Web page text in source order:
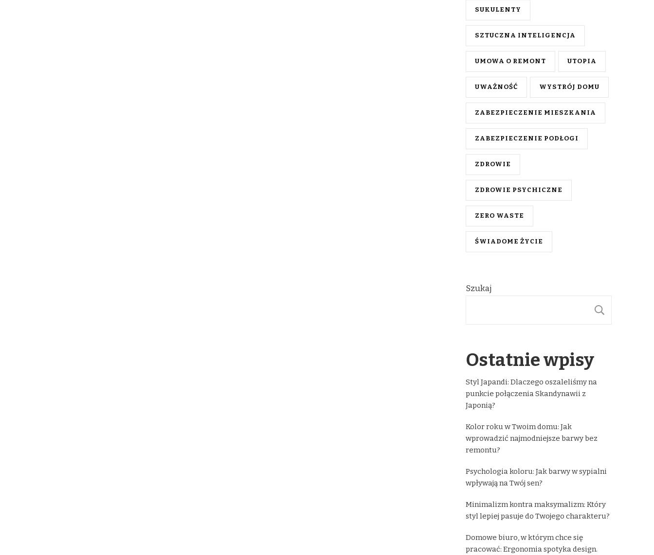
SUKULENTY
SZTUCZNA INTELIGENCJA
UMOWA O REMONT UTOPIA
UWAŻNOŚĆ WYSTRÓJ DOMU
ZABEZPIECZENIE MIESZKANIA
ZABEZPIECZENIE PODŁOGI
ZDROWIE
ZDROWIE PSYCHICZNE
ZERO WASTE
ŚWIADOME ŻYCIE
Szukaj
Ostatnie wpisy
Styl Japandi: Dlaczego oszaleliśmy na
punkcie połączenia Skandynawii z
Japonią?
Kolor roku w Twoim domu: Jak
wprowadzić najmodniejsze barwy bez
remontu?
Psychologia koloru: Jak barwy w sypialni
wpływają na Twój sen?
Minimalizm kontra maksymalizm: Który
styl lepiej pasuje do Twojego charakteru?
Domowe biuro, w którym chce się
pracować: Ergonomia spotyka design.